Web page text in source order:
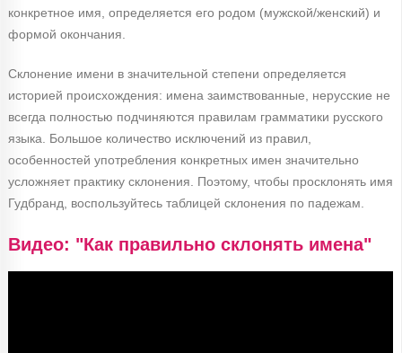
конкретное имя, определяется его родом (мужской/женский) и
формой окончания.
Склонение имени в значительной степени определяется
историей происхождения: имена заимствованные, нерусские не
всегда полностью подчиняются правилам грамматики русского
языка. Большое количество исключений из правил,
особенностей употребления конкретных имен значительно
усложняет практику склонения. Поэтому, чтобы просклонять имя
Гудбранд, воспользуйтесь таблицей склонения по падежам.
Видео: "Как правильно склонять имена"